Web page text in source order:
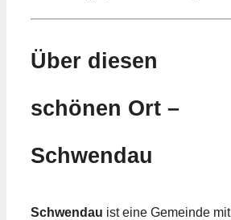
Über diesen
schönen Ort –
Schwendau
Schwendau ist eine Gemeinde mit